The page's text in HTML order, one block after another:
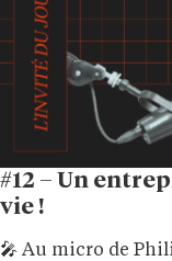
#12 – Un
vie !
🎤 Au micro de